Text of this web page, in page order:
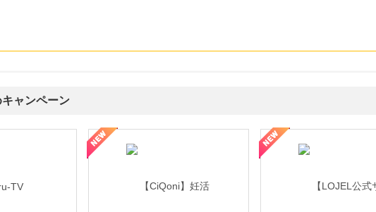
ャンペーン
ツケース・バッグ
ドライブ】創業70年の信頼と高価買取を実現！ブランド品・貴金属の無料査定